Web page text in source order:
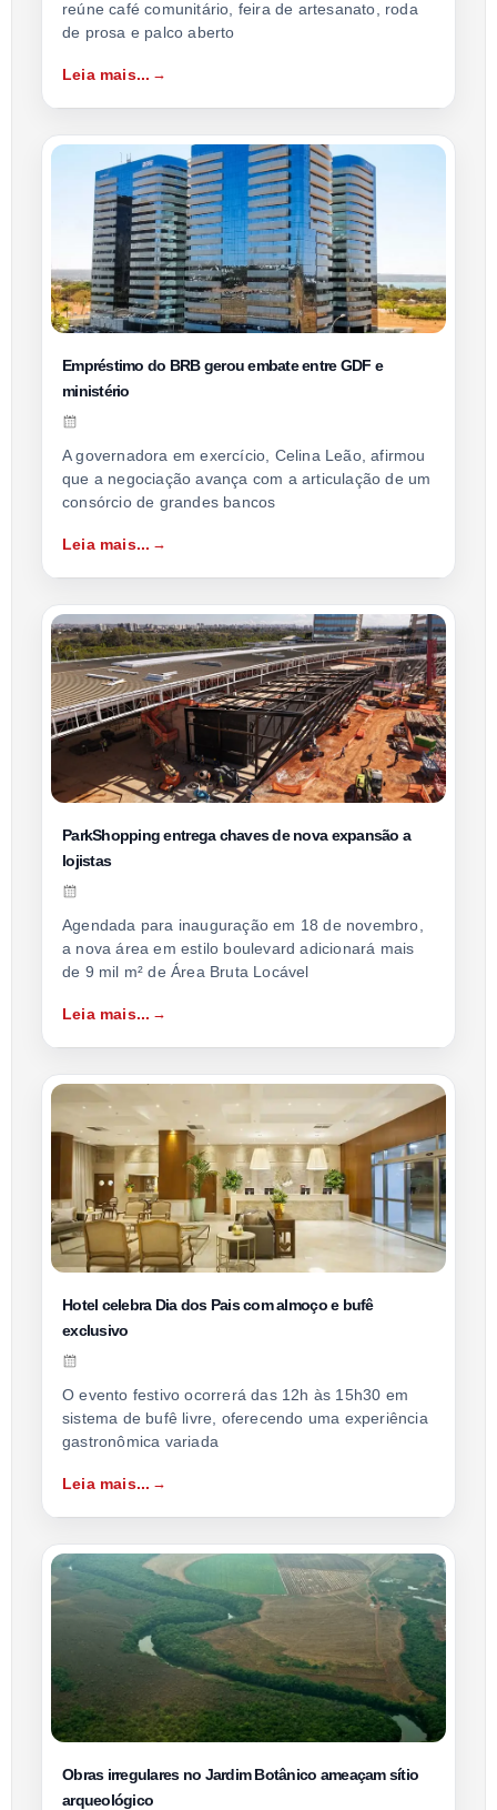
reúne café comunitário, feira de artesanato, roda
de prosa e palco aberto
Leia mais...
Empréstimo do BRB gerou embate entre GDF e
ministério
A governadora em exercício, Celina Leão, afirmou
que a negociação avança com a articulação de um
consórcio de grandes bancos
Leia mais...
ParkShopping entrega chaves de nova expansão a
lojistas
Agendada para inauguração em 18 de novembro,
a nova área em estilo boulevard adicionará mais
de 9 mil m² de Área Bruta Locável
Leia mais...
Hotel celebra Dia dos Pais com almoço e bufê
exclusivo
O evento festivo ocorrerá das 12h às 15h30 em
sistema de bufê livre, oferecendo uma experiência
gastronômica variada
Leia mais...
Obras irregulares no Jardim Botânico ameaçam sítio
arqueológico